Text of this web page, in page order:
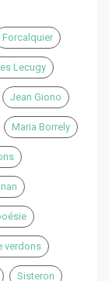
Forcalquier
Lecugy
Jean Giono
Maria Borrely
verdons
Sisteron